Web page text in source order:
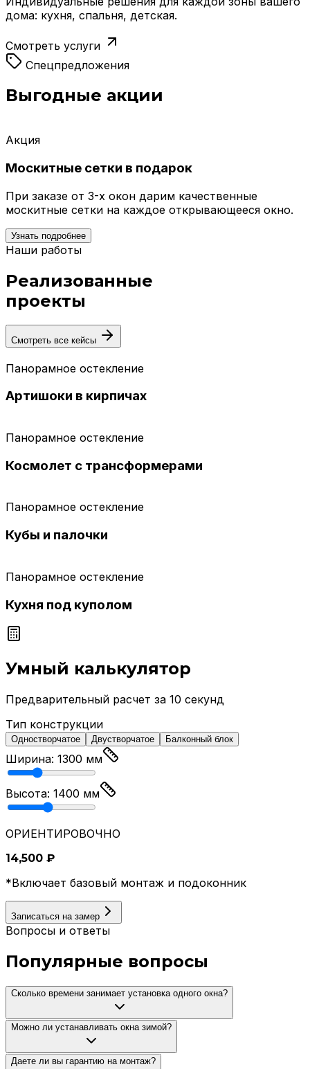
дома: кухня, спальня, детская.
Смотреть услуги
Спецпредложения
Выгодные акции
Акция
Москитные сетки в подарок
При заказе от 3-х окон дарим качественные
москитные сетки на каждое открывающееся окно.
Узнать подробнее
Наши работы
Реализованные
проекты
Смотреть все кейсы
Панорамное остекление
Артишоки в кирпичах
Панорамное остекление
Космолет с трансформерами
Панорамное остекление
Кубы и палочки
Панорамное остекление
Кухня под куполом
Умный калькулятор
Предварительный расчет за 10 секунд
Тип конструкции
Одностворчатое Двустворчатое Балконный блок
Ширина: 1300 мм
Высота: 1400 мм
ОРИЕНТИРОВОЧНО
14,500 ₽
*Включает базовый монтаж и подоконник
Записаться на замер
Вопросы и ответы
Популярные вопросы
Сколько времени занимает установка одного окна?
Можно ли устанавливать окна зимой?
Даете ли вы гарантию на монтаж?